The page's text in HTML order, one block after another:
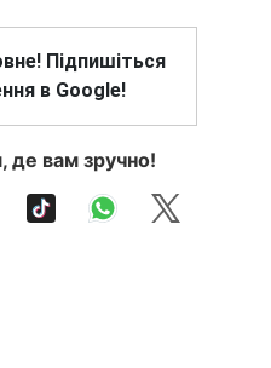
Підпишіться
в Google!
де вам зручно!